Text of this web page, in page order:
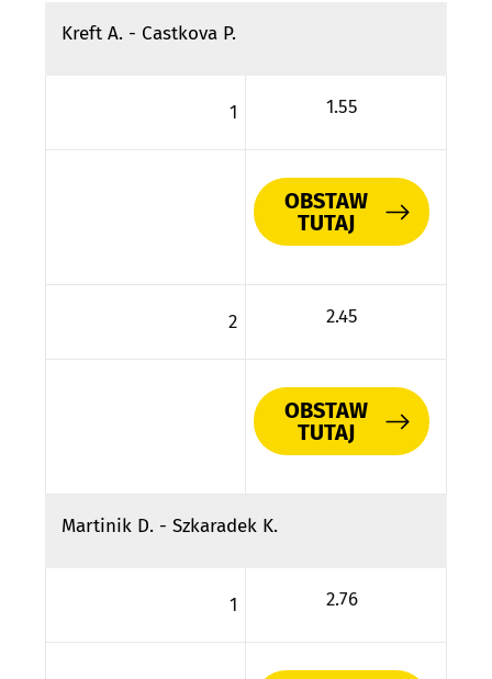
Kreft A. - Castkova P.
1 1.55
OBSTAW
TUTAJ
2 2.45
OBSTAW
TUTAJ
Martinik D. - Szkaradek K.
1 2.76